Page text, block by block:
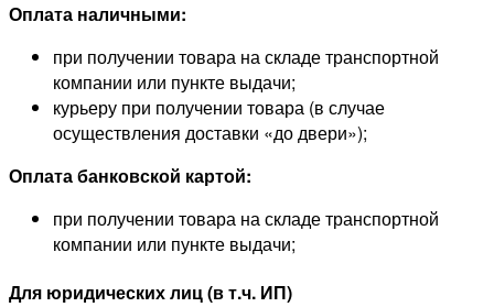
Оплата наличными:
при получении товара на складе транспортной
компании или пункте выдачи;
курьеру при получении товара (в случае
осуществления доставки «до двери»);
Оплата банковской картой:
при получении товара на складе транспортной
компании или пункте выдачи;
Для юридических лиц (в т.ч. ИП)